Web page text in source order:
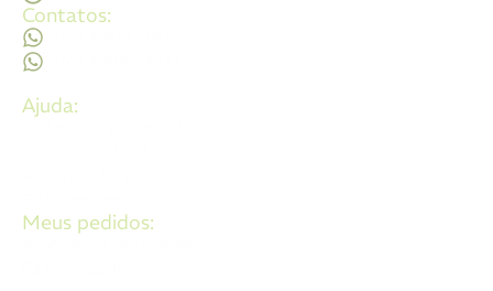
Contatos:
Ajuda:
Meus pedidos: